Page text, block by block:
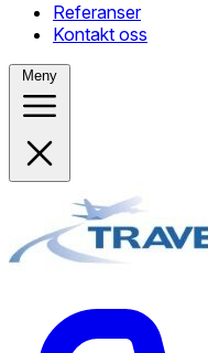
Referanser
Kontakt oss
Meny